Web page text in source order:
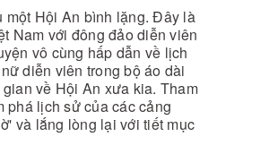
một Hội An bình lặng. Đây là
Nam với đông đảo diễn viên
vô cùng hấp dẫn về lịch
diễn viên trong bộ áo dài
về Hội An xưa kia. Tham
phá lịch sử của các cảng
và lắng lòng lại với tiết mục